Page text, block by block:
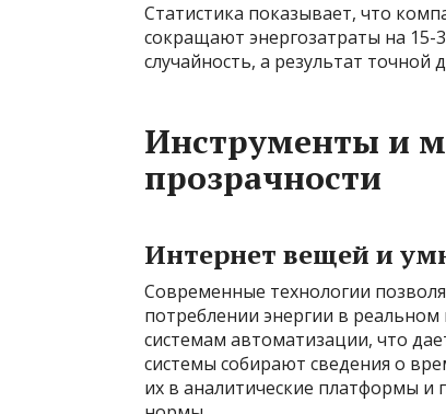
Статистика показывает, что
сокращают энергозатраты на 15-
случайность, а результат точной
Инструменты и
прозрачности
Интернет вещей и
Современные технологии
потреблении энергии в
системам автоматизации, что
системы собирают сведения о
их в аналитические платформы и